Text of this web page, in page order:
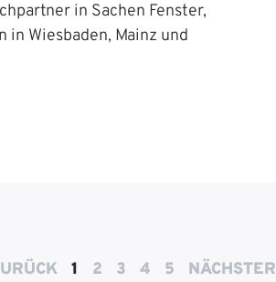
in Sachen Fenster,
in Wiesbaden, Mainz und
1 2 3 4 5 NÄCHSTER